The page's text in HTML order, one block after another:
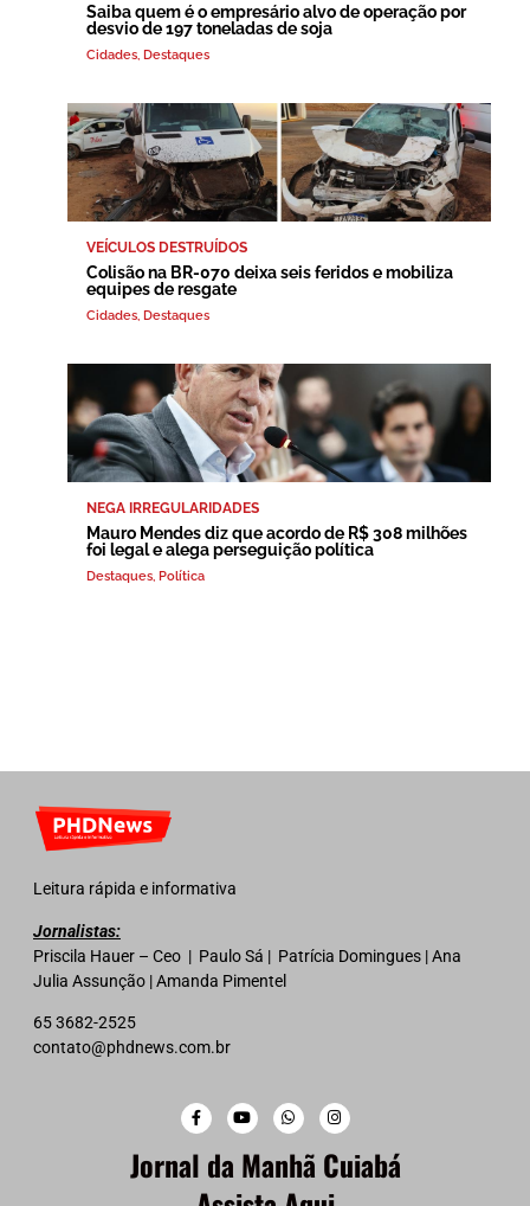
Saiba quem é o empresário alvo de operação por
desvio de 197 toneladas de soja
Cidades, Destaques
VEÍCULOS DESTRUÍDOS
Colisão na BR-070 deixa seis feridos e mobiliza
equipes de resgate
Cidades, Destaques
NEGA IRREGULARIDADES
Mauro Mendes diz que acordo de R$ 308 milhões
foi legal e alega perseguição política
Destaques, Política
Leitura rápida e informativa
Jornalistas:
Priscila Hauer – Ceo | Paulo Sá | Patrícia Domingues | Ana
Julia Assunção | Amanda Pimentel
65 3682-2525
contato@phdnews.com.br
Jornal da Manhã Cuiabá